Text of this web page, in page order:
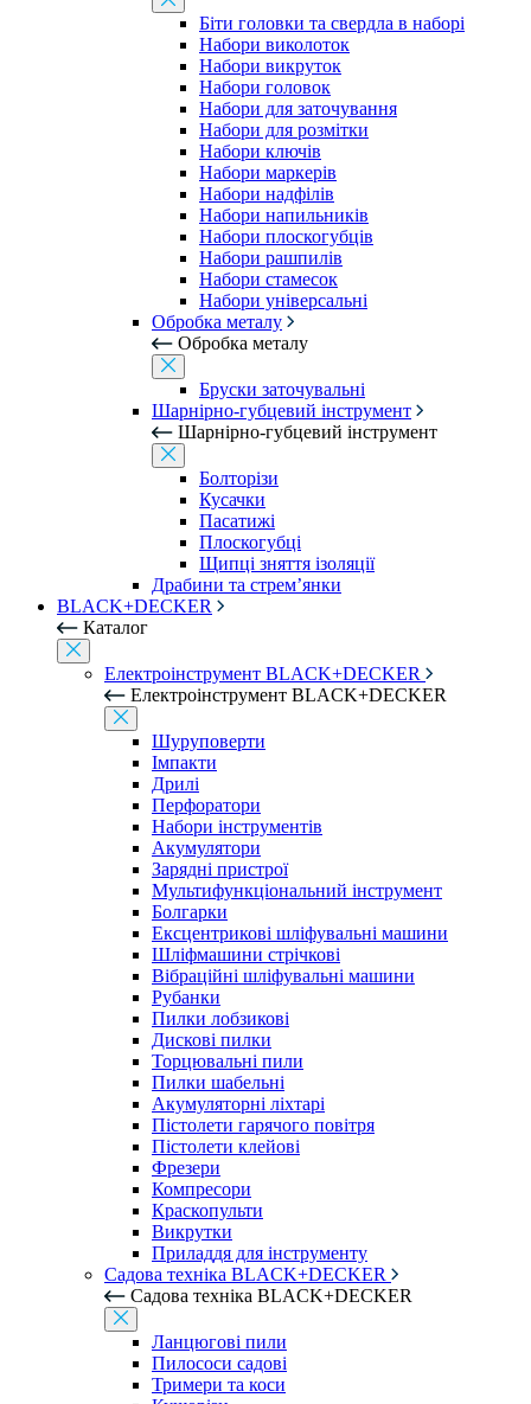
Біти головки та свердла в наборі
Набори виколоток
Набори викруток
Набори головок
Набори для заточування
Набори для розмітки
Набори ключів
Набори маркерів
Набори надфілів
Набори напильників
Набори плоскогубців
Набори рашпилів
Набори стамесок
Набори універсальні
Обробка металу
Обробка металу
Бруски заточувальні
Шарнірно-губцевий інструмент
Шарнірно-губцевий інструмент
Болторізи
Кусачки
Пасатижі
Плоскогубці
Щипці зняття ізоляції
Драбини та стрем’янки
BLACK+DECKER
Каталог
Електроінструмент BLACK+DECKER
Електроінструмент BLACK+DECKER
Шуруповерти
Імпакти
Дрилі
Перфоратори
Набори інструментів
Акумулятори
Зарядні пристрої
Мультифункціональний інструмент
Болгарки
Ексцентрикові шліфувальні машини
Шліфмашини стрічкові
Вібраційні шліфувальні машини
Рубанки
Пилки лобзикові
Дискові пилки
Торцювальні пили
Пилки шабельні
Акумуляторні ліхтарі
Пістолети гарячого повітря
Пістолети клейові
Фрезери
Компресори
Краскопульти
Викрутки
Приладдя для інструменту
Садова техніка BLACK+DECKER
Садова техніка BLACK+DECKER
Ланцюгові пили
Пилососи садові
Тримери та коси